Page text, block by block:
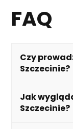
FAQ
Czy
Szczecinie?
Tak, w
Jak
Szczecinie?